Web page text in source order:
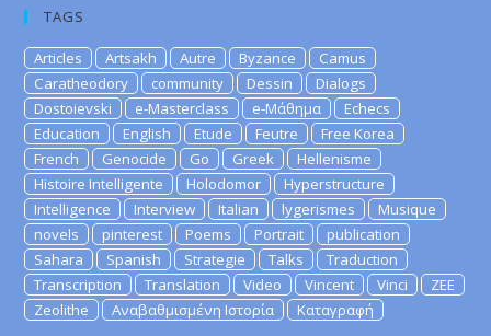
TAGS
Articles Artsakh Autre Byzance
Camus
Caratheodory
community Dessin
Dialogs
Dostoievski
e-Masterclass e-Μάθημα
Echecs
Education
English Etude Feutre
Free Korea
French
Genocide Go Greek
Hellenisme
Histoire Intelligente
Holodomor
Hyperstructure
Intelligence
Interview Italian lygerismes
Musique
novels
pinterest Poems Portrait
publication
Sahara
Spanish Strategie Talks
Traduction
Transcription
Translation Video Vincent Vinci
ZEE
Zeolithe
Αναβαθμισμένη Ιστορία Καταγραφή